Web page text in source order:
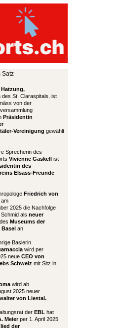
Satz
Hatzung,
des St. Claraspitals, ist
von der
Präsidentin
Vereinigung gewählt
Sprecherin des
Vivienne Gaskell ist
des
Elsass-Freunde
Friedrich von
am
2025 die Nachfolge
als neuer
Museums der
an.
Baslerin
wird per
neue CEO von
Schweiz mit Sitz in
wird ab
2025 neuer
von Liestal.
der EBL hat
Meierper 1. April 2025
der